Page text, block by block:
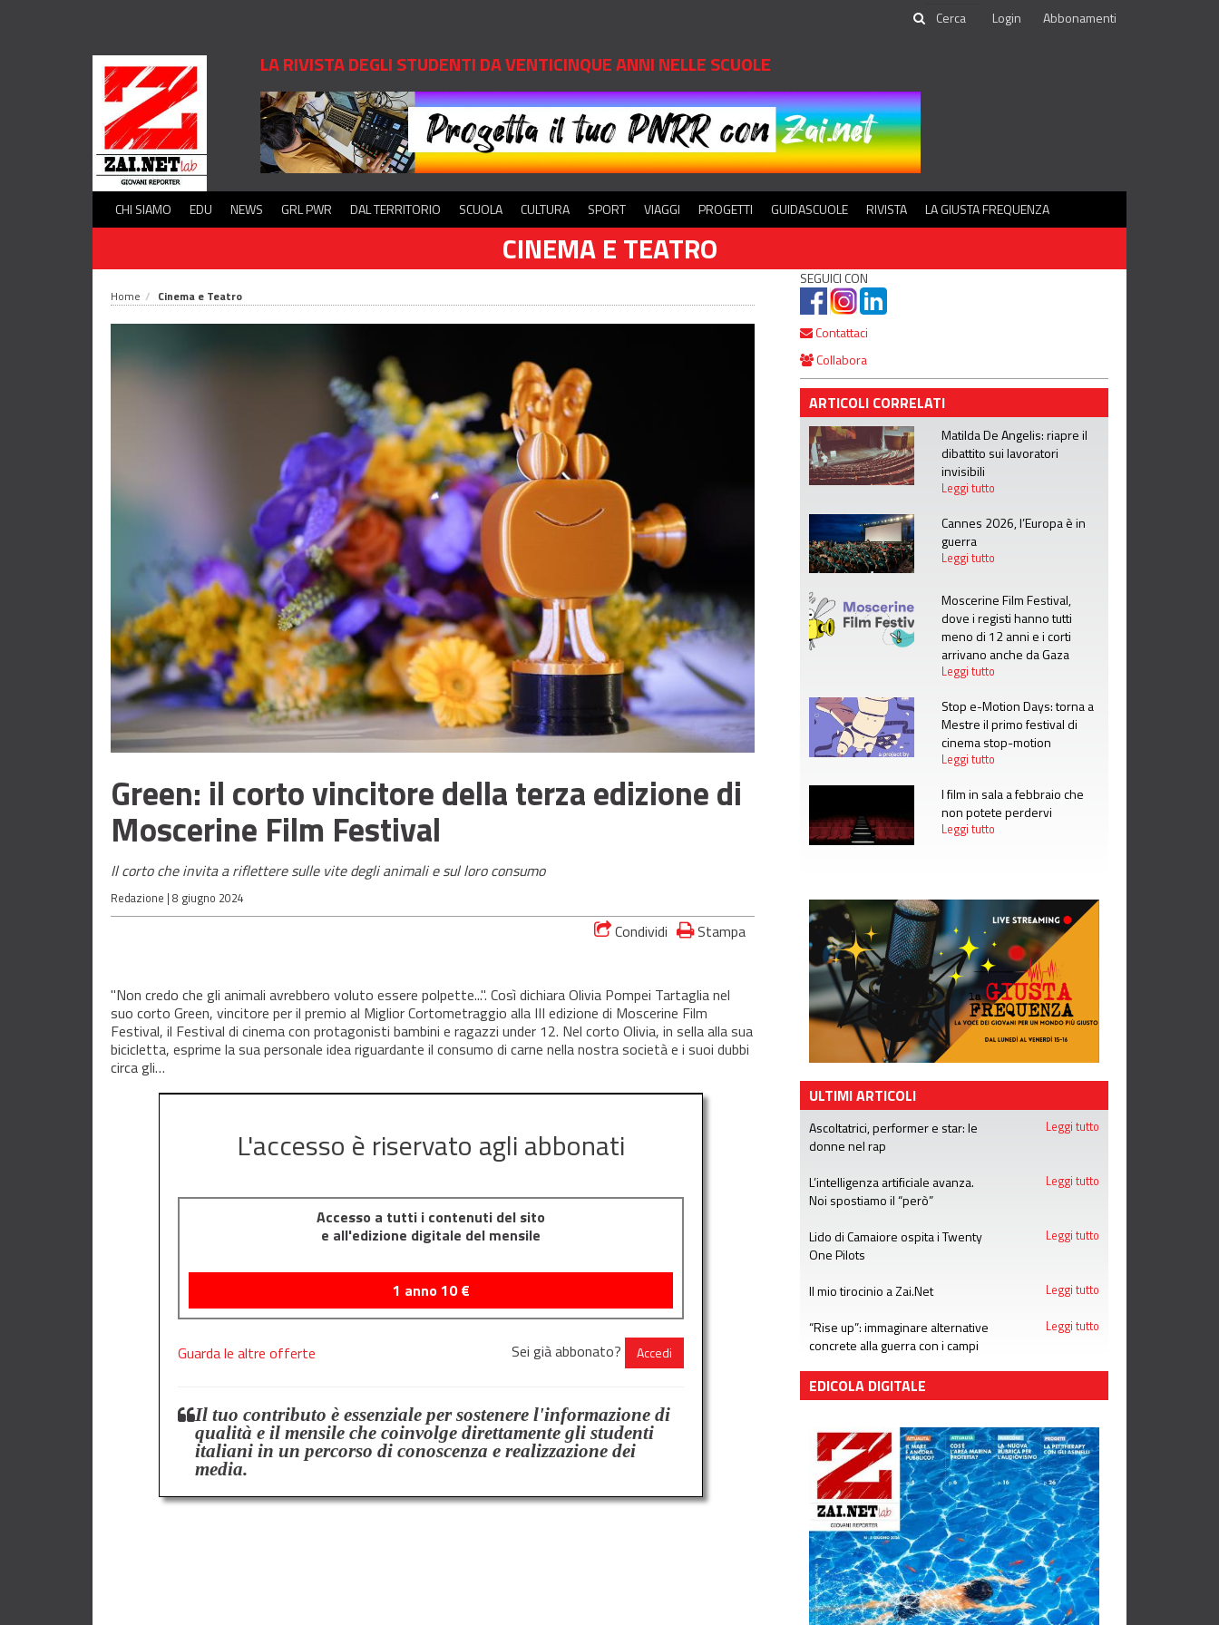
Login Abbonamenti
LA RIVISTA DEGLI STUDENTI DA VENTICINQUE ANNI NELLE SCUOLE
CHI SIAMO EDU NEWS GRL PWR DAL TERRITORIO SCUOLA CULTURA SPORT VIAGGI PROGETTI GUIDASCUOLE RIVISTA LA GIUSTA FREQUENZA
CINEMA E TEATRO
Home Cinema e Teatro
Green: il corto vincitore della terza edizione di
Moscerine Film Festival
Il corto che invita a riflettere sulle vite degli animali e sul loro consumo
Redazione | 8 giugno 2024
Condividi Stampa
"Non credo che gli animali avrebbero voluto essere polpette...". Così dichiara Olivia Pompei Tartaglia nel
suo corto Green, vincitore per il premio al Miglior Cortometraggio alla III edizione di Moscerine Film
Festival, il Festival di cinema con protagonisti bambini e ragazzi under 12. Nel corto Olivia, in sella alla sua
bicicletta, esprime la sua personale idea riguardante il consumo di carne nella nostra società e i suoi dubbi
circa gli…
L'accesso è riservato agli abbonati
Accesso a tutti i contenuti del sito
e all'edizione digitale del mensile
1 anno10€
Guarda le altre offerte Sei già abbonato? Accedi
Il tuo contributo è essenziale per sostenere l'informazione di
qualità e il mensile che coinvolge direttamente gli studenti
italiani in un percorso di conoscenza e realizzazione dei
media.
SEGUICI CON
Contattaci
Collabora
ARTICOLI CORRELATI
Matilda De Angelis: riapre il
dibattito sui lavoratori
invisibili
Leggi tutto
Cannes 2026, l’Europa è in
guerra
Leggi tutto
Moscerine Film Festival,
dove i registi hanno tutti
meno di 12 anni e i corti
arrivano anche da Gaza
Leggi tutto
Stop e-Motion Days: torna a
Mestre il primo festival di
cinema stop-motion
Leggi tutto
I film in sala a febbraio che
non potete perdervi
Leggi tutto
ULTIMI ARTICOLI
Ascoltatrici, performer e star: le
donne nel rap
Leggi tutto
L’intelligenza artificiale avanza.
Noi spostiamo il “però”
Leggi tutto
Lido di Camaiore ospita i Twenty
One Pilots
Leggi tutto
Il mio tirocinio a Zai.Net Leggi tutto
“Rise up”: immaginare alternative
concrete alla guerra con i campi
Leggi tutto
EDICOLA DIGITALE